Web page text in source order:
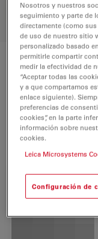
REQUEST
Componentes
DM750 Microscopio
cámara inalámbrica
iluminación Köhler
incluye:
Nosotros y nuestros
seguimiento y parte de
directamente (como
de uso de nuestro sitio
personalizado basado
permitirle compartir
medir la efectividad de
“Aceptar todas las
y a que compartamos
enlace siguiente).
preferencias de
cookies”, en la parte
información sobre
cookies.
Leica Microsystems
Configuración de